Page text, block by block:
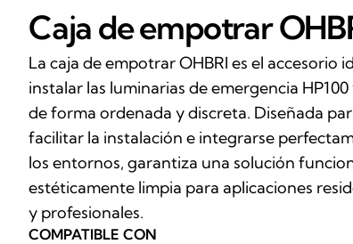
Caja de empotrar
La caja de empotrar OHBRI es el accesorio
instalar las luminarias de emergencia HP100
de forma ordenada y discreta. Diseñada
facilitar la instalación e integrarse
los entornos, garantiza una solución
estéticamente limpia para aplicaciones
y profesionales.
COMPATIBLE CON